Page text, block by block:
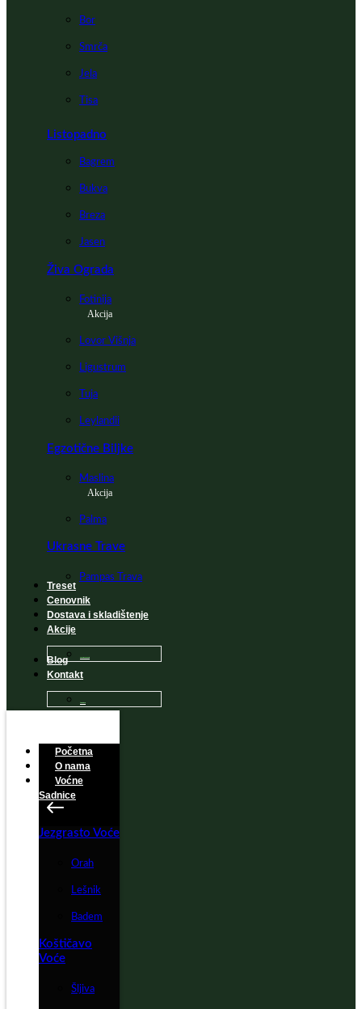
Bor
Smrča
Jela
Tisa
Listopadno
Bagrem
Bukva
Breza
Jasen
Živa Ograda
Fotinija
Akcija
Lovor Višnja
Ligustrum
Tuja
Leylandii
Egzotične Biljke
Maslina
Akcija
Palma
Ukrasne Trave
Pampas Trava
Treset
Cenovnik
Dostava i skladištenje
Akcije
Blog
Kontakt
Početna
O nama
Voćne
Sadnice
Jezgrasto Voće
Orah
Lešnik
Badem
Koštičavo
Voće
Šljiva